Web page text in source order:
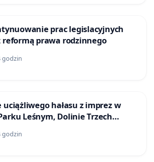
prac legislacyjnych
reformą prawa rodzinnego
godzin
hałasu z imprez w
Leśnym, Dolinie Trzech
Muchowiec
godzin